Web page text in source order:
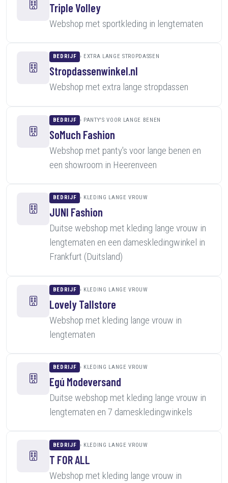
Triple Volley
Webshop met sportkleding in lengtematen
BEDRIJF EXTRA LANGE STROPDASSEN
Stropdassenwinkel.nl
Webshop met extra lange stropdassen
BEDRIJF PANTY'S VOOR LANGE BENEN
SoMuch Fashion
Webshop met panty's voor lange benen en
een showroom in Heerenveen
BEDRIJF KLEDING LANGE VROUW
JUNI Fashion
Duitse webshop met kleding lange vrouw in
lengtematen en een dameskledingwinkel in
Frankfurt (Duitsland)
BEDRIJF KLEDING LANGE VROUW
Lovely Tallstore
Webshop met kleding lange vrouw in
lengtematen
BEDRIJF KLEDING LANGE VROUW
Egú Modeversand
Duitse webshop met kleding lange vrouw in
lengtematen en 7 dameskledingwinkels
BEDRIJF KLEDING LANGE VROUW
T FOR ALL
Webshop met kleding lange vrouw in